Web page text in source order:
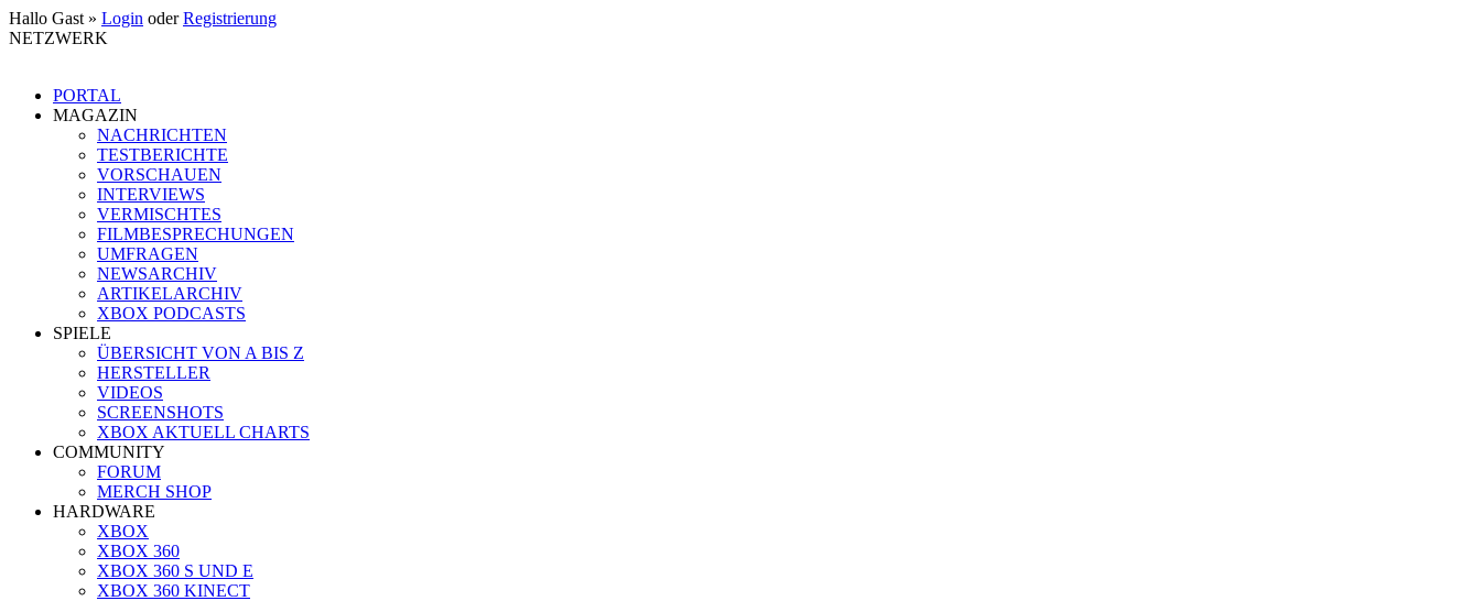
Hallo Gast » Login oderRegistrierung
NETZWERK
PORTAL
MAGAZIN
NACHRICHTEN
TESTBERICHTE
VORSCHAUEN
INTERVIEWS
VERMISCHTES
FILMBESPRECHUNGEN
UMFRAGEN
NEWSARCHIV
ARTIKELARCHIV
XBOX PODCASTS
SPIELE
ÜBERSICHT VON A BIS Z
HERSTELLER
VIDEOS
SCREENSHOTS
XBOX AKTUELL CHARTS
COMMUNITY
FORUM
MERCH SHOP
HARDWARE
XBOX
XBOX 360
XBOX 360 S UND E
XBOX 360 KINECT